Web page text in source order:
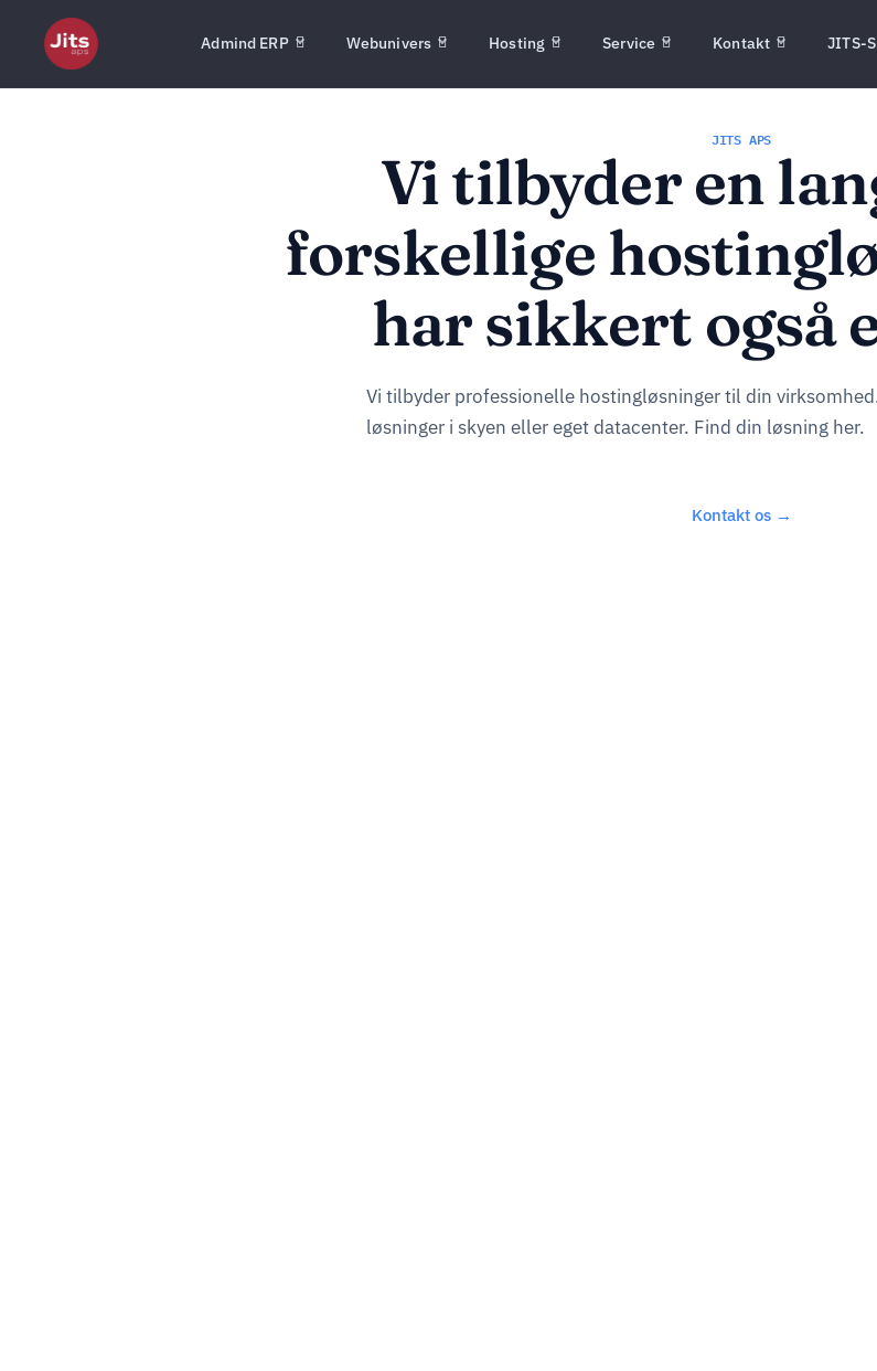
Admind ERP Webunivers Hosting Service Kontakt JITS-
JITS APS
Vi tilbyder en
forskellige
har sikkert også
Vi tilbyder professionelle hostingløsninger til din
løsninger i skyen eller eget datacenter. Find din løsning her.
Kontakt os →